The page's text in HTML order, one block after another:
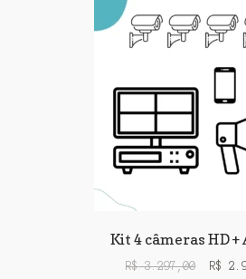
Kit 4 câmeras HD +
R$3.297,00 R$